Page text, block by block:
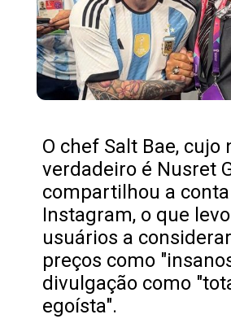
O chef Salt Bae, cujo
verdadeiro é Nusret
compartilhou a
Instagram, o que
usuários a
preços como
divulgação como
egoísta".